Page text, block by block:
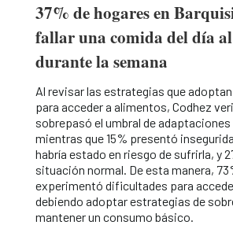
37% de hogares en
fallar una comida del día al
durante la semana
Al revisar las estrategias que
para acceder a alimentos, Codhez
sobrepasó el umbral de
mientras que 15% presentó
habría estado en riesgo de sufrirla, y
situación normal. De esta manera,
experimentó dificultades para
debiendo adoptar estrategias de
mantener un consumo básico.